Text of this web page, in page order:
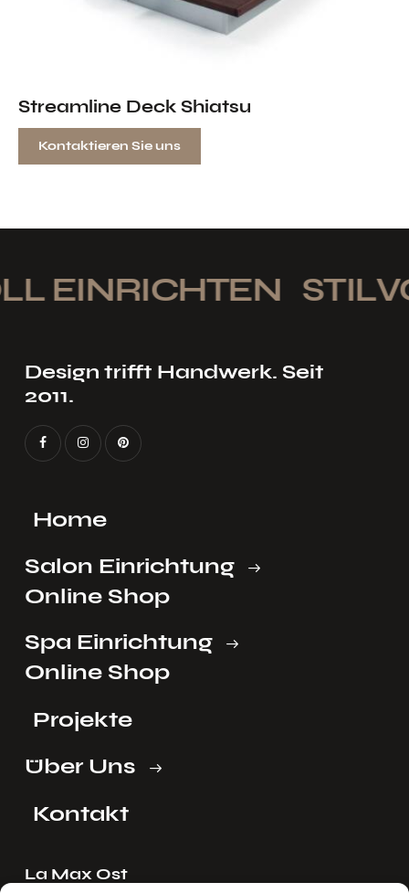
Streamline Deck Shiatsu
Kontaktieren Sie uns
EINRICHTEN
Design trifft Handwerk. Seit
2011.
Home
Salon Einrichtung
Online Shop
Spa Einrichtung
Online Shop
Projekte
Über Uns
Kontakt
La Max Ost